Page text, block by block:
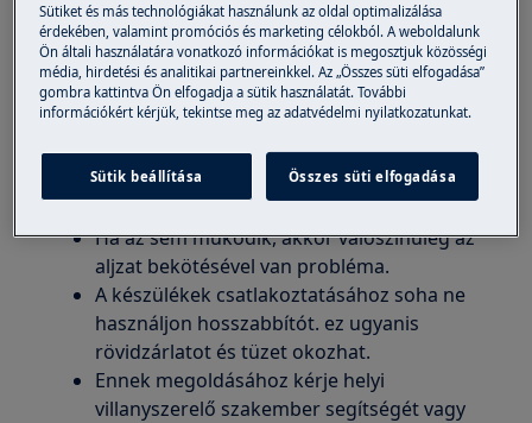
Kondenzátoros szárítógép
Hőszivattyús szárítógép
Megoldás:
készülék csatlakoztatásával és működésének
kipróbálásával.
Ha az sem működik, akkor valószínűleg az
aljzat bekötésével van probléma.
A készülékek csatlakoztatásához soha ne
használjon hosszabbítót. ez ugyanis
rövidzárlatot és tüzet okozhat.
Ennek megoldásához kérje helyi
villanyszerelő szakember segítségét vagy
Sütiket és más technológiákat használunk az oldal optimalizálása
érdekében, valamint promóciós és marketing célokból. A weboldalunk
Ön általi használatára vonatkozó információkat is megosztjuk közösségi
média, hirdetési és analitikai partnereinkkel. Az „Összes süti elfogadása”
gombra kattintva Ön elfogadja a sütik használatát. További
információkért kérjük, tekintse meg az adatvédelmi nyilatkozatunkat.
Sütik beállítása Összes süti elfogadása